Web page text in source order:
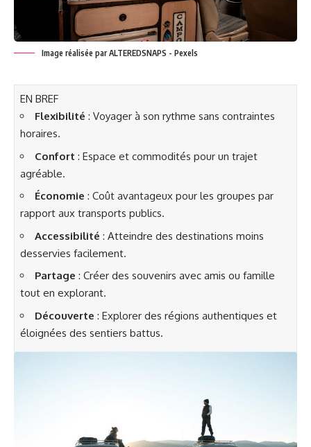
Image réalisée par ALTEREDSNAPS - Pexels
EN BREF
Flexibilité : Voyager à son rythme sans contraintes
horaires.
Confort : Espace et commodités pour un trajet
agréable.
Économie : Coût avantageux pour les groupes par
rapport aux transports publics.
Accessibilité : Atteindre des destinations moins
desservies facilement.
Partage : Créer des souvenirs avec amis ou famille
tout en explorant.
Découverte : Explorer des régions authentiques et
éloignées des sentiers battus.